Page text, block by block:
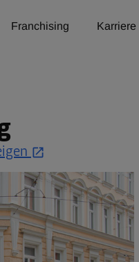
Franchising Karriere